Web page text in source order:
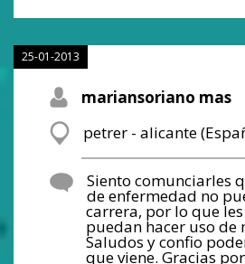
25-01-2013
mariansoriano mas
petrer - alicante
Siento comunciarles
de enfermedad no
carrera, por lo que
puedan hacer uso de
Saludos y confio
que viene. Gracias